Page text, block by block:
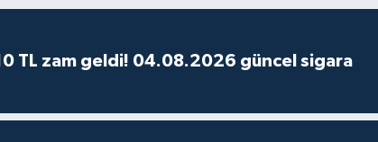
TL zam geldi! 04.08.2026 güncel sigara